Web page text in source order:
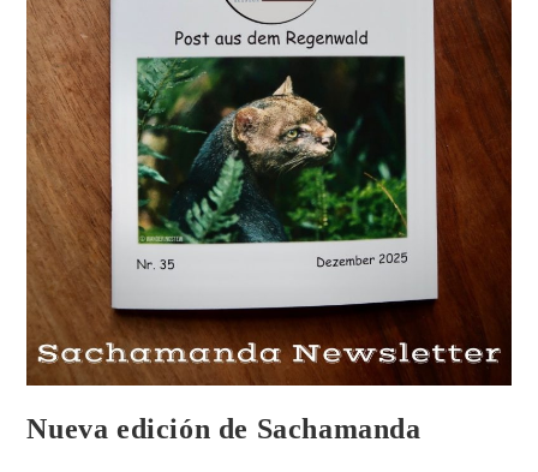
Nueva edición de Sachamanda